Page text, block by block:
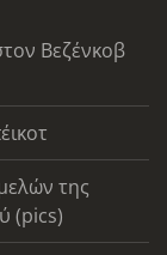
Βεζένκοβ
της
(pics)